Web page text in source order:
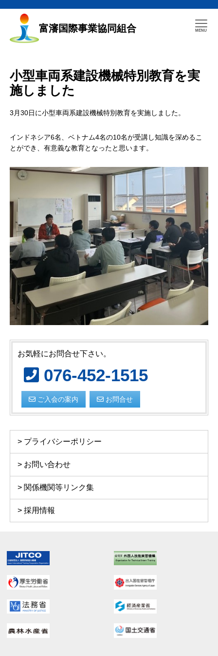
富瀋国際事業協同組合
小型車両系建設機械特別教育を実
施しました
3月30日に小型車両系建設機械特別教育を実施しました。
インドネシア6名、ベトナム4名の10名が受講し知識を深めるこ
とができ、有意義な教育となったと思います。
お気軽にお問合せ下さい。
076-452-1515
ご入会の案内 お問合せ
プライバシーポリシー
お問い合わせ
関係機関等リンク集
採用情報